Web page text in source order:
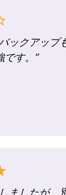
ックアップ
す。 ”
ましたが、